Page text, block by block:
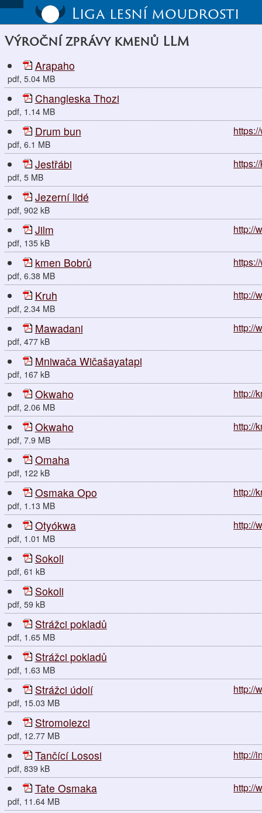
Liga lesní moudrosti
Výroční zprávy kmenů LLM
Arapaho
pdf, 5.04 MB
Changleska Thozi
pdf, 1.14 MB
Drum bun
pdf, 6.1 MB
Jestřábi
pdf, 5 MB
Jezerní lidé
pdf, 902 kB
Jilm http://
pdf, 135 kB
kmen Bobrů
pdf, 6.38 MB
Kruh http://
pdf, 2.34 MB
Mawadani http://
pdf, 477 kB
Mniwača Wičašayatapi
pdf, 167 kB
Okwaho http://
pdf, 2.06 MB
Okwaho http://
pdf, 7.9 MB
Omaha
pdf, 122 kB
Osmaka Opo http://
pdf, 1.13 MB
Otyókwa http://
pdf, 1.01 MB
Sokoli
pdf, 61 kB
Sokoli
pdf, 59 kB
Strážci pokladů
pdf, 1.65 MB
Strážci pokladů
pdf, 1.63 MB
Strážci údolí http://
pdf, 15.03 MB
Stromolezci
pdf, 12.77 MB
Tančící Lososi http://
pdf, 839 kB
Tate Osmaka http://
pdf, 11.64 MB